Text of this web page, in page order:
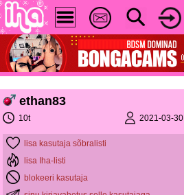
ethan83
10t 2021-03-30
lisa kasutaja sõbralisti
lisa Iha-listi
blokeeri kasutaja